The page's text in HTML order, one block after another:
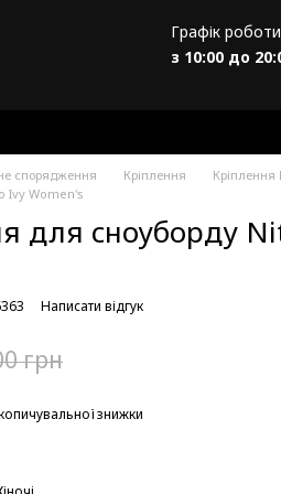
Графік
з 10:00 до
спорядження Кріплення
Кріплення
Ivy Women's
для сноуборду
Написати відгук
грн
знижки